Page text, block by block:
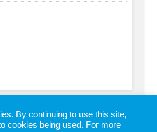
By continuing to use this site,
cookies being used. For more